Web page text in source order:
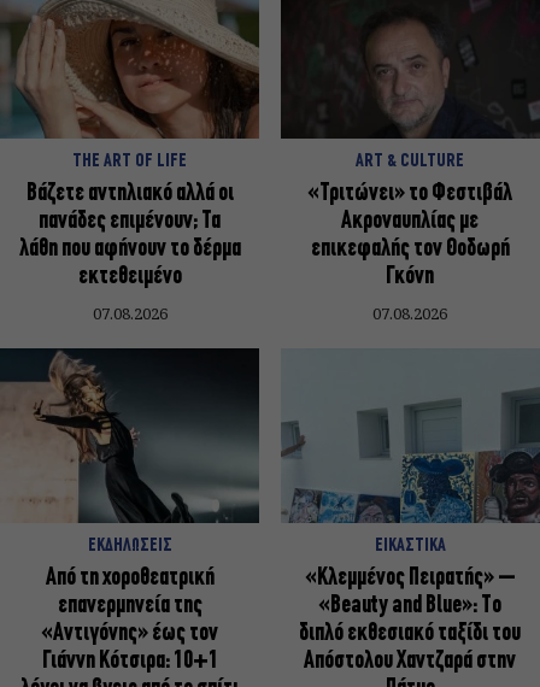
THE ART OF LIFE
Βάζετε αντηλιακό αλλά οι
πανάδες επιμένουν; Τα
λάθη που αφήνουν το δέρμα
εκτεθειμένο
07.08.2026
ART & CULTURE
«Τριτώνει» το Φεστιβάλ
Ακροναυπλίας με
επικεφαλής τον Θοδωρή
Γκόνη
07.08.2026
ΕΚΔΗΛΩΣΕΙΣ
Από τη χοροθεατρική
επανερμηνεία της
«Αντιγόνης» έως τον
Γιάννη Κότσιρα: 10+1
ΕΙΚΑΣΤΙΚΑ
«Κλεμμένος Πειρατής» –
«Beauty and Blue»: Το
διπλό εκθεσιακό ταξίδι του
Απόστολου Χαντζαρά στην